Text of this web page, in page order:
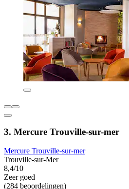
3. Mercure Trouville-sur-mer
Mercure Trouville-sur-mer
Trouville-sur-Mer
8,4/10
Zeer goed
(284 beoordelingen)